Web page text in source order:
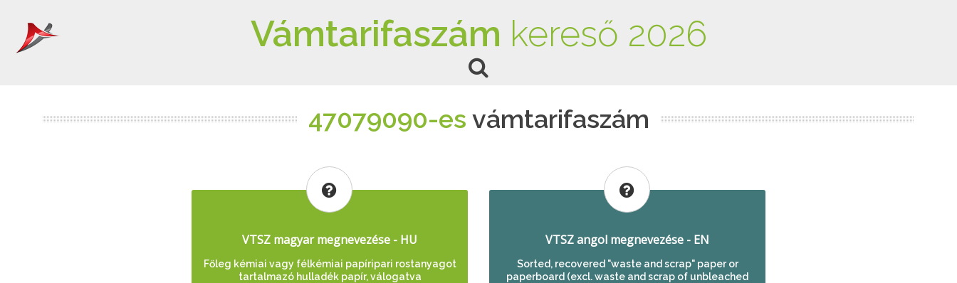
Vámtarifaszám kereső 2026
47079090-es vámtarifaszám
VTSZ magyar megnevezése - HU
Főleg kémiai vagy félkémiai papíripari rostanyagot
tartalmazó hulladék papír, válogatva
VTSZ angol megnevezése - EN
Sorted, recovered "waste and scrap" paper or
paperboard (excl. waste and scrap of unbleached